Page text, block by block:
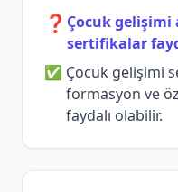
❓ Çocuk gelişimi
sertifikalar
Çocuk gelişimi
formasyon ve
faydalı olabilir.